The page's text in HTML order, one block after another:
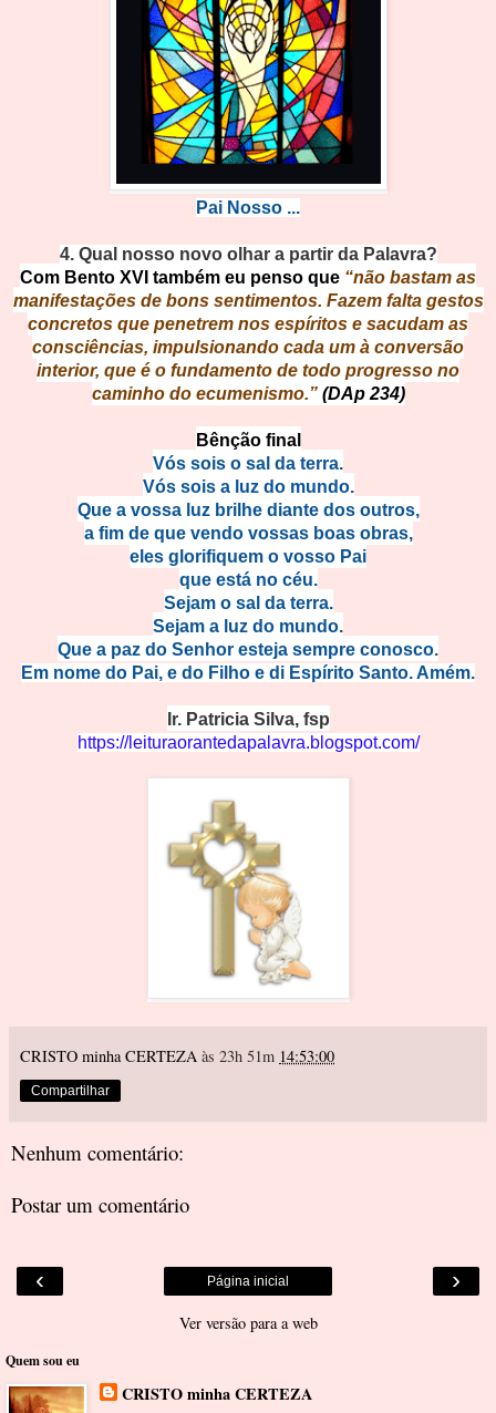
Pai Nosso ...
4. Qual nosso novo olhar a partir da Palavra?
Com Bento XVI também eu penso que “não bastam as
manifestações de bons sentimentos. Fazem falta gestos
concretos que penetrem nos espíritos e sacudam as
consciências, impulsionando cada um à conversão
interior, que é o fundamento de todo progresso no
caminho do ecumenismo.”(DAp 234)
Bênção final
Vós sois o sal da terra.
Vós sois a luz do mundo.
Que a vossa luz brilhe diante dos outros,
a fim de que vendo vossas boas obras,
eles glorifiquem o vosso Pai
que está no céu.
Sejam o sal da terra.
Sejam a luz do mundo.
Que a paz do Senhor esteja sempre conosco.
Em nome do Pai, e do Filho e di Espírito Santo. Amém.
Ir. Patricia Silva, fsp
https://leituraorantedapalavra.blogspot.com/
CRISTO minha CERTEZA às 23h 51m 14:53:00
Compartilhar
Nenhum comentário:
Postar um comentário
‹ ›
Página inicial
Ver versão para a web
Quem sou eu
CRISTO minha CERTEZA